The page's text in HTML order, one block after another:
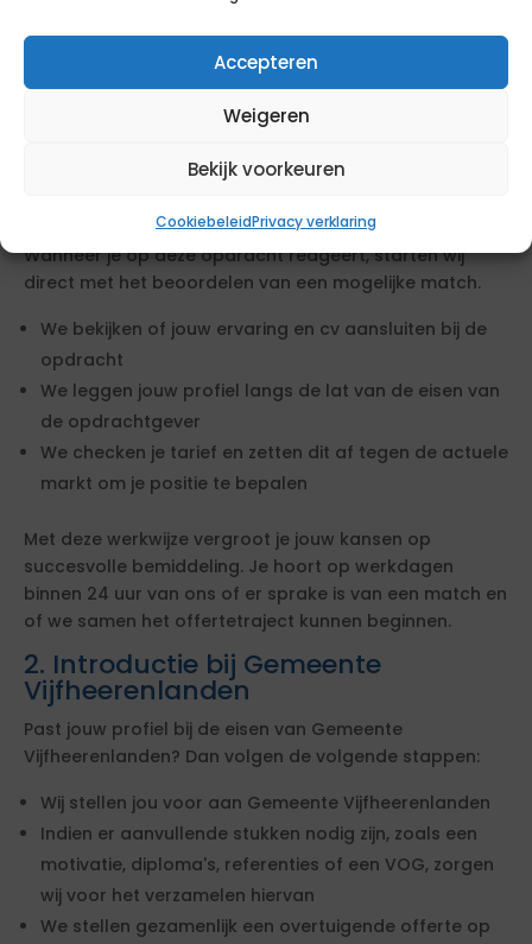
Accepteren
Weigeren
Bekijk voorkeuren
CookiebeleidPrivacy verklaring
Geïnteresseerd in deze opdracht?
Zo gaan wij te werk
1. Reageer op de opdracht HRM
teamleider
Wanneer je op deze opdracht reageert, starten wij
direct met het beoordelen van een mogelijke match.
We bekijken of jouw ervaring en cv aansluiten bij de
opdracht
We leggen jouw profiel langs de lat van de eisen van
de opdrachtgever
We checken je tarief en zetten dit af tegen de actuele
markt om je positie te bepalen
Met deze werkwijze vergroot je jouw kansen op
succesvolle bemiddeling. Je hoort op werkdagen
binnen 24 uur van ons of er sprake is van een match en
of we samen het offertetraject kunnen beginnen.
2. Introductie bij Gemeente
Vijfheerenlanden
Past jouw profiel bij de eisen van Gemeente
Vijfheerenlanden? Dan volgen de volgende stappen:
Wij stellen jou voor aan Gemeente Vijfheerenlanden
Indien er aanvullende stukken nodig zijn, zoals een
motivatie, diploma's, referenties of een VOG, zorgen
wij voor het verzamelen hiervan
We stellen gezamenlijk een overtuigende offerte op